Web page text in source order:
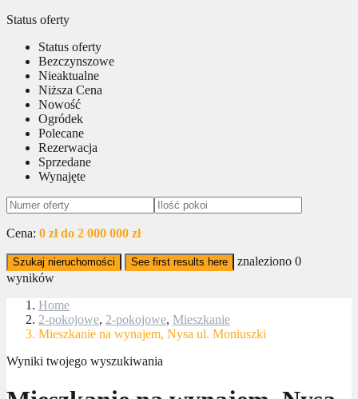
Status oferty
Status oferty
Bezczynszowe
Nieaktualne
Niższa Cena
Nowość
Ogródek
Polecane
Rezerwacja
Sprzedane
Wynajęte
Cena: 0 zł do 2 000 000 zł
Szukaj nieruchomości See first results here znaleziono 0
wyników
Home
2-pokojowe, 2-pokojowe, Mieszkanie
Mieszkanie na wynajem, Nysa ul. Moniuszki
Wyniki twojego wyszukiwania